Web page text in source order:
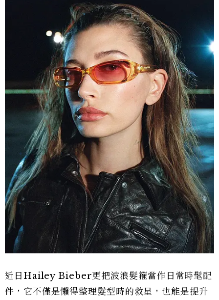
近日Hailey Bieber更把波浪髮箍當作日常時髦配
件，它不僅是懶得整理髮型時的救星，也能是提升